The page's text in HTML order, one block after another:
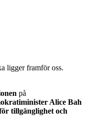
ligger framför oss.
på
Alice Bah
tillgänglighet och